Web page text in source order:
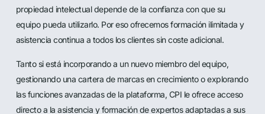
propiedad intelectual depende de la confianza con que su
equipo pueda utilizarlo. Por eso ofrecemos formación ilimitada y
asistencia continua a todos los clientes sin coste adicional.
Tanto si está incorporando a un nuevo miembro del equipo,
gestionando una cartera de marcas en crecimiento o explorando
las funciones avanzadas de la plataforma, CPI le ofrece acceso
directo a la asistencia y formación de expertos adaptadas a sus